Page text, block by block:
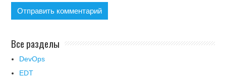
Все разделы
DevOps
EDT